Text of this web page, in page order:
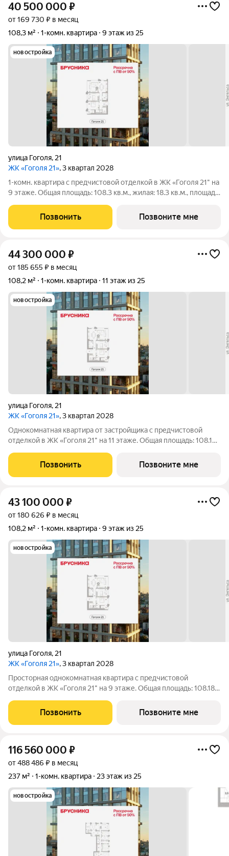
40 500 000 ₽
от 169 730 ₽ в месяц
108,3 м²
1-комн. квартира 9 этаж из 25
новостройка
улица Гоголя, 21
ЖК «Гоголя 21», 3 квартал 2028
1-комн. квартира с предчистовой отделкой в ЖК «Гоголя 21" на
9 этаже. Общая площадь: 108.3 кв.м., жилая: 18.3 кв.м., площадь
идеально подойдет любителям тишины и панорамных видов. В
квартире два
Позвонить Позвоните мне
44 300 000 ₽
от 185 655 ₽ в месяц
108,2 м²
1-комн. квартира 11 этаж из 25
новостройка
улица Гоголя, 21
ЖК «Гоголя 21», 3 квартал 2028
Однокомнатная квартира от застройщика с предчистовой
отделкой в ЖК «Гоголя 21" на 11 этаже. Общая площадь: 108.18
42 кв.м. Угловая квартира, очень светлая, естественная
вентиляция при
Позвонить Позвоните мне
43 100 000 ₽
от 180 626 ₽ в месяц
108,2 м²
1-комн. квартира 9 этаж из 25
новостройка
улица Гоголя, 21
ЖК «Гоголя 21», 3 квартал 2028
Просторная однокомнатная квартира с предчистовой
отделкой в ЖК «Гоголя 21" на 9 этаже. Общая площадь: 108.18
42 кв.м. Угловая квартира, окна oбecпeчивaют paвнoмepнoe
ocвeщeниe в тeчeниe
Позвонить Позвоните мне
116 560 000 ₽
от 488 486 ₽ в месяц
237 м²
1-комн. квартира 23 этаж из 25
новостройка